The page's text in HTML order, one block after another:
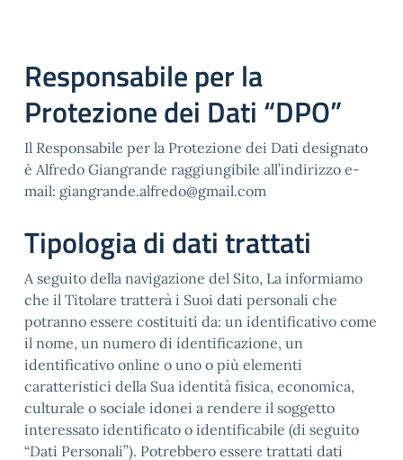
Responsabile per la
Protezione dei Dati “DPO”
Il Responsabile per la Protezione dei Dati designato
è Alfredo Giangrande raggiungibile all’indirizzo e-
mail: giangrande.alfredo@gmail.com
Tipologia di dati trattati
A seguito della navigazione del Sito, La informiamo
che il Titolare tratterà i Suoi dati personali che
potranno essere costituiti da: un identificativo come
il nome, un numero di identificazione, un
identificativo online o uno o più elementi
caratteristici della Sua identità fisica, economica,
culturale o sociale idonei a rendere il soggetto
interessato identificato o identificabile (di seguito
“Dati Personali”). Potrebbero essere trattati dati